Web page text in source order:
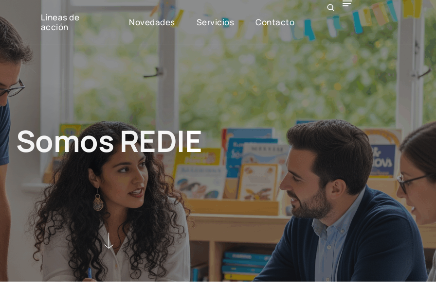
Líneas de
acción
Novedades Servicios Contacto
SomosREDIE